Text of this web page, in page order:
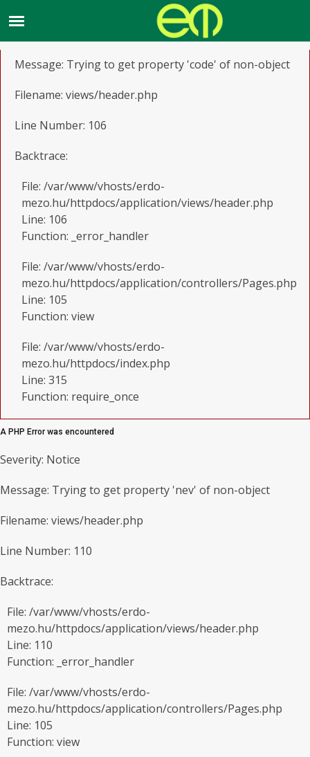
Message: Trying to get property 'code' of non-object
Filename: views/header.php
Line Number: 106
Backtrace:
File: /var/www/vhosts/erdo-
mezo.hu/httpdocs/application/views/header.php
Line: 106
Function: _error_handler
File: /var/www/vhosts/erdo-
mezo.hu/httpdocs/application/controllers/Pages.php
Line: 105
Function: view
File: /var/www/vhosts/erdo-
mezo.hu/httpdocs/index.php
Line: 315
Function: require_once
A PHP Error was encountered
Severity: Notice
Message: Trying to get property 'nev' of non-object
Filename: views/header.php
Line Number: 110
Backtrace:
File: /var/www/vhosts/erdo-
mezo.hu/httpdocs/application/views/header.php
Line: 110
Function: _error_handler
File: /var/www/vhosts/erdo-
mezo.hu/httpdocs/application/controllers/Pages.php
Line: 105
Function: view